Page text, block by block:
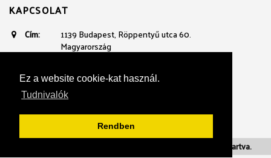
Ez a website cookie-kat használ.
Tudnivalók
Rendben
KAPCSOLAT
Cím:
1139 Budapest, Röppentyű utca 60.
Magyarország
Telefon: +361 236 3100
+36 20 934 23 40
| 2018. Mikropo. Minden jog fenntartva.